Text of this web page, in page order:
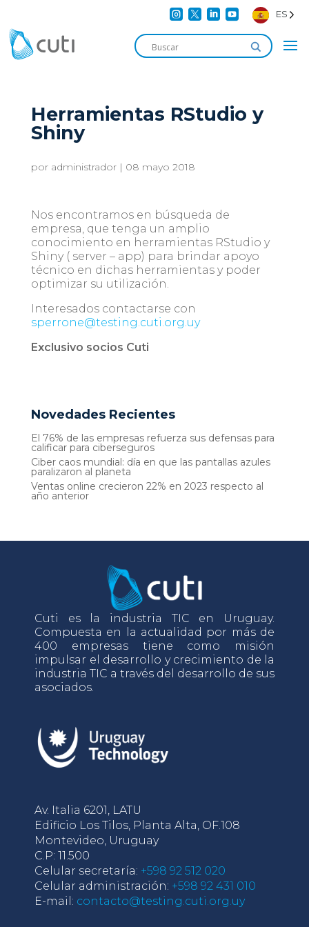
    ES
Herramientas RStudio y
Shiny
por administrador| 08 mayo 2018
Nos encontramos en búsqueda de
empresa, que tenga un amplio
conocimiento en herramientas RStudio y
Shiny ( server – app) para brindar apoyo
técnico en dichas herramientas y poder
optimizar su utilización.
Interesados contactarse con
sperrone@testing.cuti.org.uy
Exclusivo socios Cuti
Novedades Recientes
El 76% de las empresas refuerza sus defensas para
calificar para ciberseguros
Ciber caos mundial: día en que las pantallas azules
paralizaron al planeta
Ventas online crecieron 22% en 2023 respecto al
año anterior
Cuti es la industria TIC en Uruguay.
Compuesta en la actualidad por más de
400 empresas tiene como misión
impulsar el desarrollo y crecimiento de la
industria TIC a través del desarrollo de sus
asociados.
Av. Italia 6201, LATU
Edificio Los Tilos, Planta Alta, OF.108
Montevideo, Uruguay
C.P: 11.500
Celular secretaría: +598 92 512 020
Celular administración: +598 92 431 010
E-mail: contacto@testing.cuti.org.uy